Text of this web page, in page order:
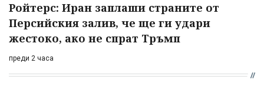
Ройтерс: Иран заплаши страните от
Персийския залив, че ще ги удари
жестоко, ако не спрат Тръмп
преди 2 часа